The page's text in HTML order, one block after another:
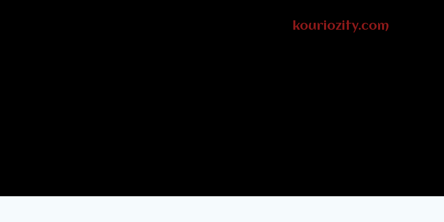
kouriozity.com